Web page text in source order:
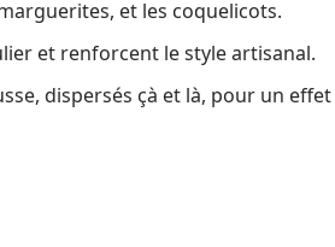
et les coquelicots.
et renforcent le style artisanal.
dispersés çà et là, pour un effet